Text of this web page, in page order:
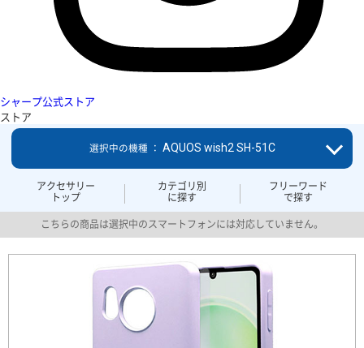
シャープ公式ストア
ストア
アクセサリー
トップ
カテゴリ別
に探す
フリーワード
で探す
選択中の機種 ： AQUOS wish2 SH-51C
こちらの商品は選択中のスマートフォンには対応していません。